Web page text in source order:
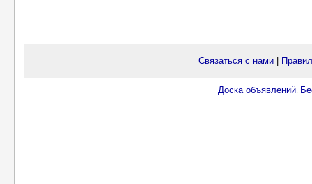
Связаться с нами
Доска объявлений.